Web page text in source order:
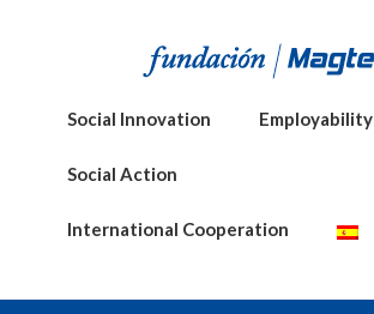
Social Innovation Employability
Social Action
International Cooperation